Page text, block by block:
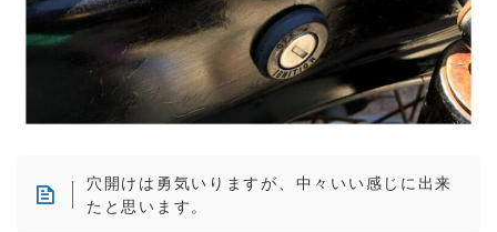
穴開けは勇気いりますが、中々いい感じに出来
たと思います。